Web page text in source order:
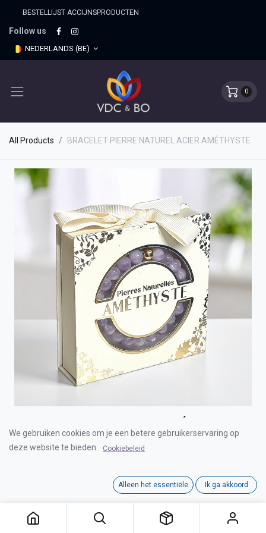
BESTELLIJST ACCIJNSPRO​DUCTEN
Follow us
NEDERLANDS (BE)
0
All Products BRACELET PIERRE NATUREL ACIER AMÉTHYSTE
Interne referentie: 00332001-4
We gebruiken cookies om je een betere gebruikerservaring op
deze website te bieden.
Cookiebeleid
Alleen het essentiële Ik ga akkoord